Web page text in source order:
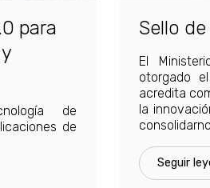
para
de
de
Sello de
El
otorgado
acredita
la
Seguir